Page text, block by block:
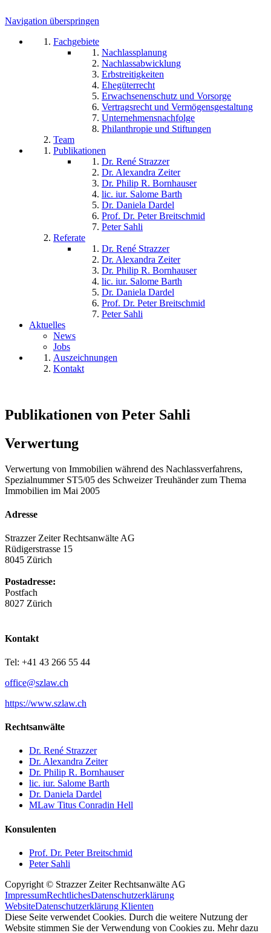
Navigation überspringen
Fachgebiete
Nachlassplanung
Nachlassabwicklung
Erbstreitigkeiten
Ehegüterrecht
Erwachsenenschutz und Vorsorge
Vertragsrecht und Vermögensgestaltung
Unternehmensnachfolge
Philanthropie und Stiftungen
Team
Publikationen
Dr. René Strazzer
Dr. Alexandra Zeiter
Dr. Philip R. Bornhauser
lic. iur. Salome Barth
Dr. Daniela Dardel
Prof. Dr. Peter Breitschmid
Peter Sahli
Referate
Dr. René Strazzer
Dr. Alexandra Zeiter
Dr. Philip R. Bornhauser
lic. iur. Salome Barth
Dr. Daniela Dardel
Prof. Dr. Peter Breitschmid
Peter Sahli
Aktuelles
News
Jobs
Auszeichnungen
Kontakt
Publikationen von Peter Sahli
Verwertung
Verwertung von Immobilien während des Nachlassverfahrens,
Spezialnummer ST5/05 des Schweizer Treuhänder zum Thema
Immobilien im Mai 2005
Adresse
Strazzer Zeiter Rechtsanwälte AG
Rüdigerstrasse 15
8045 Zürich
Postadresse:
Postfach
8027 Zürich
Kontakt
Tel: +41 43 266 55 44
office@szlaw.ch
https://www.szlaw.ch
Rechtsanwälte
Dr. René Strazzer
Dr. Alexandra Zeiter
Dr. Philip R. Bornhauser
lic. iur. Salome Barth
Dr. Daniela Dardel
MLaw Titus Conradin Hell
Konsulenten
Prof. Dr. Peter Breitschmid
Peter Sahli
Copyright © Strazzer Zeiter Rechtsanwälte AG
ImpressumRechtlichesDatenschutzerklärung
WebsiteDatenschutzerklärung Klienten
Diese Seite verwendet Cookies. Durch die weitere Nutzung der
Website stimmen Sie der Verwendung von Cookies zu. Mehr dazu